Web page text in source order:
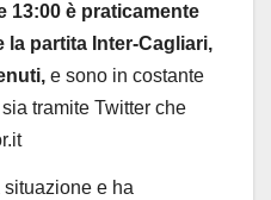
13:00 è praticamente
partita Inter-Cagliari,
e sono in costante
tramite Twitter che
e ha